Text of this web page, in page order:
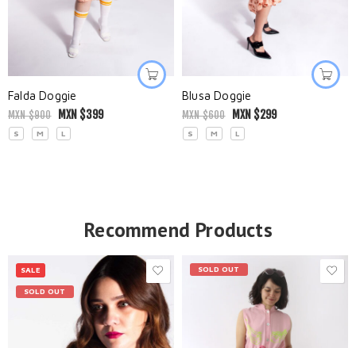
Falda Doggie
MXN $900 MXN $399
S M L
Blusa Doggie
MXN $600 MXN $299
S M L
Recommend Products
SALE
SOLD OUT
SOLD OUT